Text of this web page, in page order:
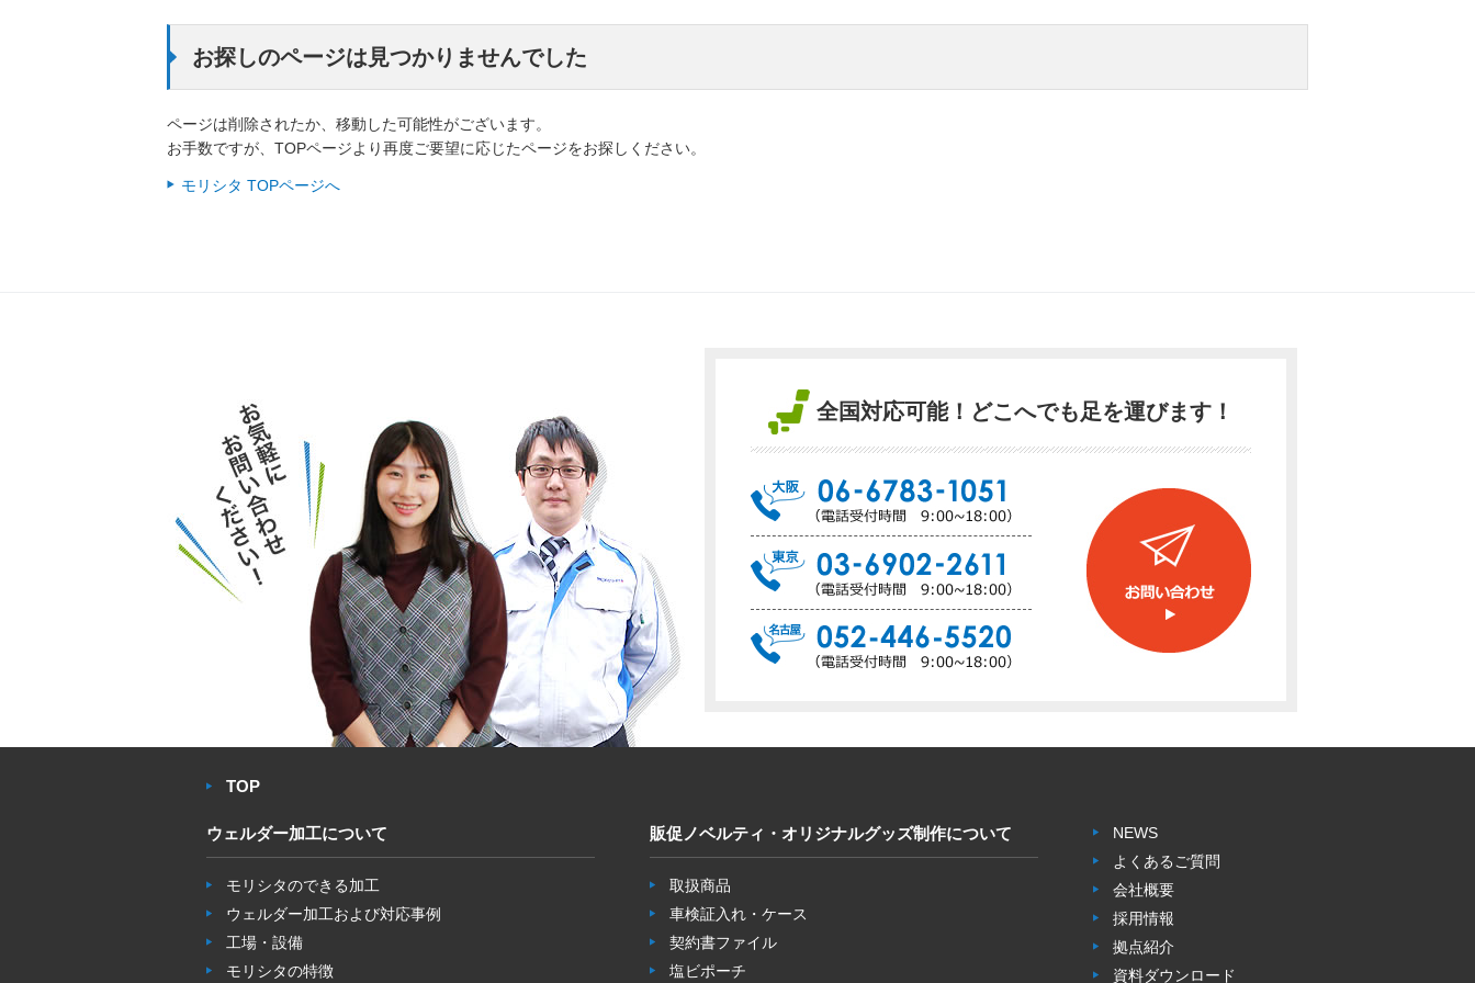
お探しのページは見つかりませんでした
ページは削除されたか、移動した可能性がございます。
お手数ですが、TOPページより再度ご要望に応じたページをお探しください。
モリシタ TOPページへ
全国対応可能！どこへでも足を運びます！
TOP
ウェルダー加工について
モリシタのできる加工
ウェルダー加工および対応事例
工場・設備
モリシタの特徴
販促ノベルティ・オリジナルグッズ制作について
取扱商品
車検証入れ・ケース
契約書ファイル
塩ビポーチ
NEWS
よくあるご質問
会社概要
採用情報
拠点紹介
資料ダウンロード